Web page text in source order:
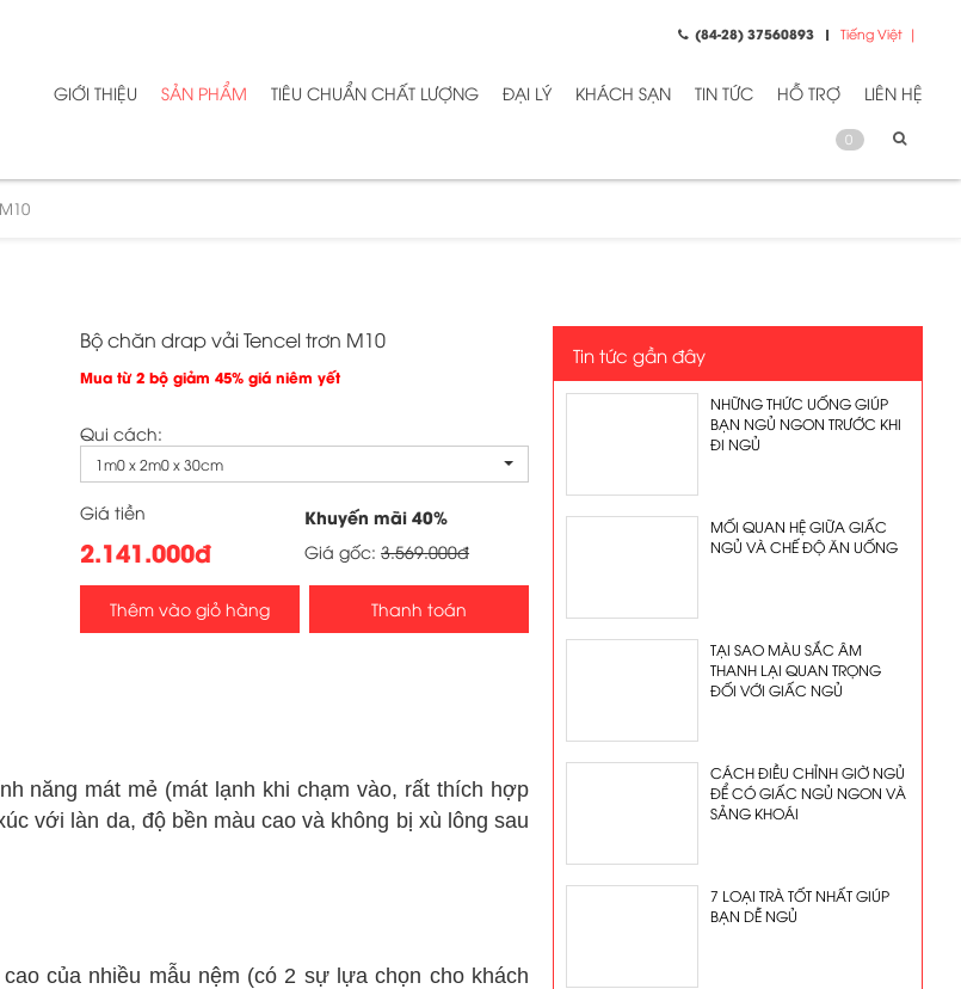
(84-28) 37560893 Tiếng Việt
GIỚI THIỆU SẢN PHẨM TIÊU CHUẨN CHẤT LƯỢNG ĐẠI LÝ KHÁCH SẠN TIN TỨC HỖ TRỢ LIÊN HỆ
0
Bộ chăn drap vải Tencel trơn M10
Mua từ 2 bộ giảm 45% giá niêm yết
Qui cách:
1m0 x 2m0 x 30cm
Giá tiền
2.141.000đ
Khuyến mãi40%
Giá gốc:3.569.000đ
Thêm vào giỏ hàng Thanh toán
năng mát mẻ (mát lạnh khi chạm vào, rất thích hợp
với làn da, độ bền màu cao và không bị xù lông sau
của nhiều mẫu nệm (có 2 sự lựa chọn cho khách
Tin tức gần đây
NHỮNG THỨC UỐNG GIÚP
BẠN NGỦ NGON TRƯỚC KHI
ĐI NGỦ
MỐI QUAN HỆ GIỮA GIẤC
NGỦ VÀ CHẾ ĐỘ ĂN UỐNG
TẠI SAO MÀU SẮC ÂM
THANH LẠI QUAN TRỌNG
ĐỐI VỚI GIẤC NGỦ
CÁCH ĐIỀU CHỈNH GIỜ NGỦ
ĐỂ CÓ GIẤC NGỦ NGON VÀ
SẢNG KHOÁI
7 LOẠI TRÀ TỐT NHẤT GIÚP
BẠN DỄ NGỦ